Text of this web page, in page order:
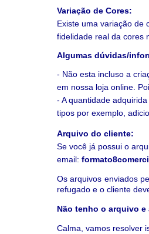
Variação de Cores:
Existe uma variação de
fidelidade real da cores
Algumas dúvidas/
- Não esta incluso a
em nossa loja online.
- A quantidade
tipos por exemplo,
Arquivo do cliente:
Se você já possui o
email:
Os arquivos enviados
refugado e o cliente
Não tenho o arquivo e
Calma, vamos resolver